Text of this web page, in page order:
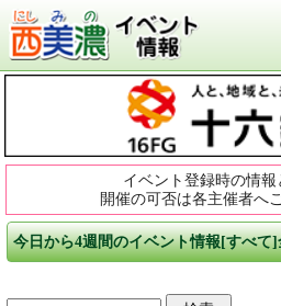
イベント登録時の情報
開催の可否は各主催者へ
今日から4週間のイベント情報[す